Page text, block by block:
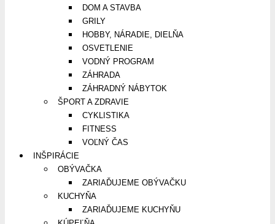
DOM A STAVBA
GRILY
HOBBY, NÁRADIE, DIELŇA
OSVETLENIE
VODNÝ PROGRAM
ZÁHRADA
ZÁHRADNÝ NÁBYTOK
ŠPORT A ZDRAVIE
CYKLISTIKA
FITNESS
VOĽNÝ ČAS
INŠPIRÁCIE
OBÝVAČKA
ZARIAĎUJEME OBÝVAČKU
KUCHYŇA
ZARIAĎUJEME KUCHYŇU